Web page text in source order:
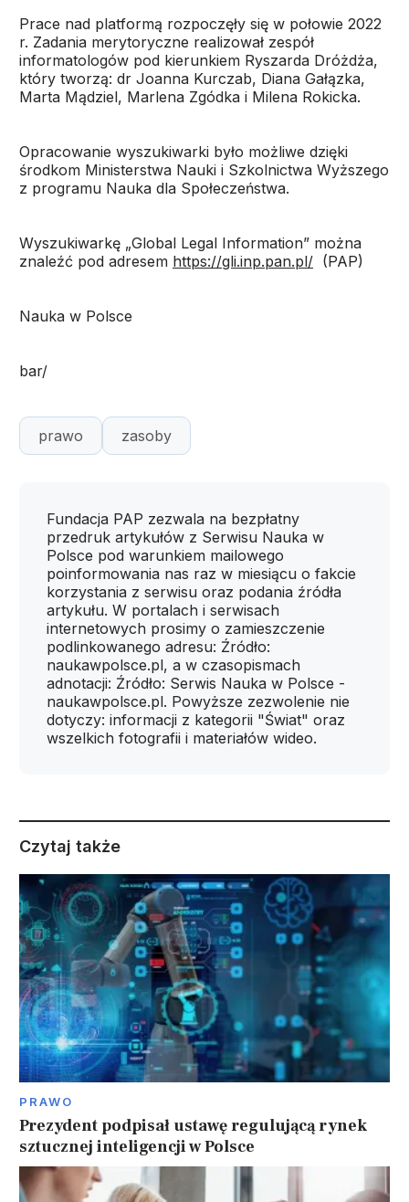
Prace nad platformą rozpoczęły się w połowie 2022
r. Zadania merytoryczne realizował zespół
informatologów pod kierunkiem Ryszarda Dróżdża,
który tworzą: dr Joanna Kurczab, Diana Gałązka,
Marta Mądziel, Marlena Zgódka i Milena Rokicka.
Opracowanie wyszukiwarki było możliwe dzięki
środkom Ministerstwa Nauki i Szkolnictwa Wyższego
z programu Nauka dla Społeczeństwa.
Wyszukiwarkę „Global Legal Information” można
znaleźć pod adresem https://gli.inp.pan.pl/ (PAP)
Nauka w Polsce
bar/
prawo zasoby
Fundacja PAP zezwala na bezpłatny
przedruk artykułów z Serwisu Nauka w
Polsce pod warunkiem mailowego
poinformowania nas raz w miesiącu o fakcie
korzystania z serwisu oraz podania źródła
artykułu. W portalach i serwisach
internetowych prosimy o zamieszczenie
podlinkowanego adresu: Źródło:
naukawpolsce.pl, a w czasopismach
adnotacji: Źródło: Serwis Nauka w Polsce -
naukawpolsce.pl. Powyższe zezwolenie nie
dotyczy: informacji z kategorii "Świat" oraz
wszelkich fotografii i materiałów wideo.
Czytaj także
PRAWO
Prezydent podpisał ustawę regulującą rynek
sztucznej inteligencji w Polsce